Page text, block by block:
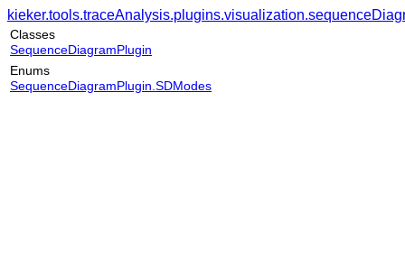
Classes
SequenceDiagramPlugin
Enums
SequenceDiagramPlugin.SDModes